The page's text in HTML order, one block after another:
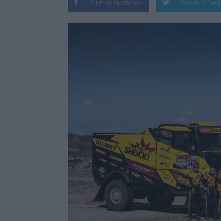
Sdílet na Facebooku Tweet na